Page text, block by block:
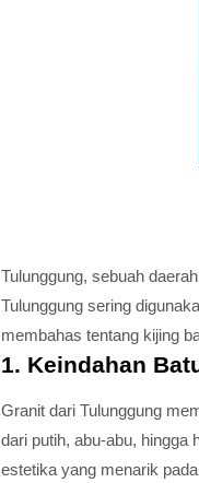
Tulunggung, sebuah
Tulunggung sering
membahas tentang kijing
1. Keindahan
Granit dari Tulunggung
dari putih, abu-abu, hingga
estetika yang menarik